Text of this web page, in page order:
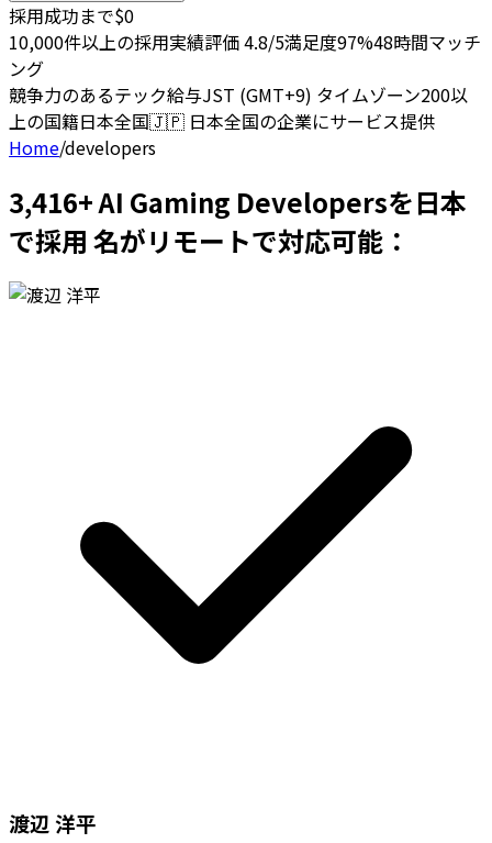
採用成功まで$0
10,000件以上の採用実績評価 4.8/5満足度97%48時間マッチ
ング
競争力のあるテック給与JST (GMT+9) タイムゾーン200以
上の国籍日本全国🇯🇵 日本全国の企業にサービス提供
Home/developers
3,416+ AI Gaming Developersを日本
で採用 名がリモートで対応可能：
渡辺 洋平